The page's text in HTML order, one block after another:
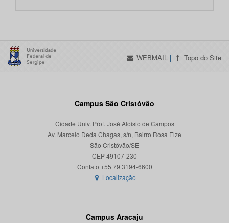
WEBMAIL | Topo do Site
Campus São Cristóvão
Cidade Univ. Prof. José Aloísio de Campos
Av. Marcelo Deda Chagas, s/n, Bairro Rosa Elze
São Cristóvão/SE
CEP 49107-230
Localização
Campus Aracaju